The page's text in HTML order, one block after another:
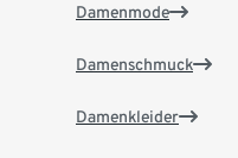
Damenmode
Damenschmuck
Damenkleider